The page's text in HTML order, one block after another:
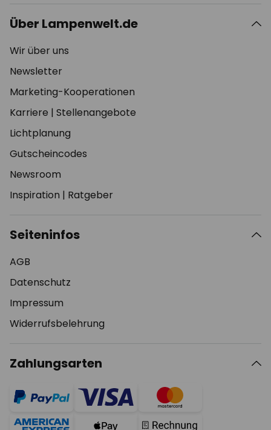
Über Lampenwelt.de
Wir über uns
Newsletter
Marketing-Kooperationen
Karriere | Stellenangebote
Lichtplanung
Gutscheincodes
Newsroom
Inspiration | Ratgeber
Seiteninfos
AGB
Datenschutz
Impressum
Widerrufsbelehrung
Zahlungsarten